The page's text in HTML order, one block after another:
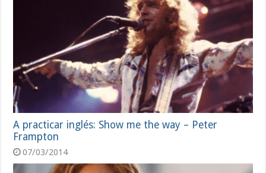
A practicar inglés: Show me the way – Peter
Frampton
07/03/2014